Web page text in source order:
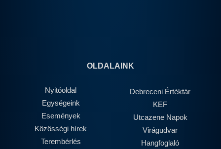
OLDALAINK
Nyitóoldal
Egységeink
Események
Közösségi hírek
Terembérlés
Debreceni Értéktár
KEF
Utcazene Napok
Virágudvar
Hangfoglaló